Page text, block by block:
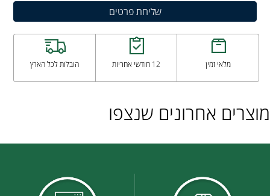
מלאי זמין 12 חודשי אחריות הובלות לכל הארץ
מוצרים אחרונים שנצפו